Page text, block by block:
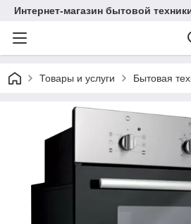
Интернет-магазин бытовой
Товары и услуги Бытовая